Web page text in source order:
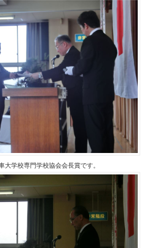
大学校専門学校協会会長賞です。